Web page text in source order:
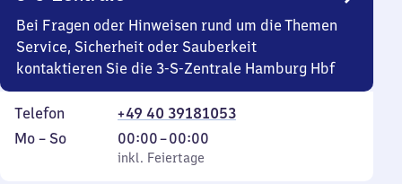
Bei Fragen oder Hinweisen rund um die Themen
Service, Sicherheit oder Sauberkeit
kontaktieren Sie die 3-S-Zentrale Hamburg Hbf
Telefon
+49 40 39181053
Montag
Mo – So,
inkl. Feiertage
00:00–00:00
Von
0
inkl. Feiertage